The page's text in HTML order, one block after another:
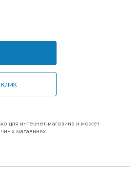
для интернет-магазина и может
магазинах